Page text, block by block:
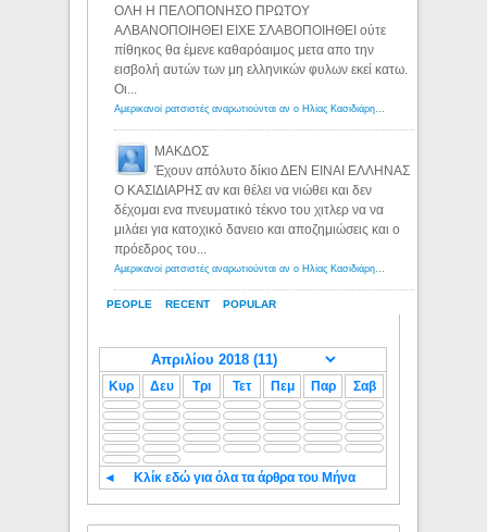
PEOPLE RECENT POPULAR
ΟΛΗ Η ΠΕΛΟΠΟΝΗΣΟ ΠΡΩΤΟΥ
ΑΛΒΑΝΟΠΟΙΗΘΕΙ ΕΙΧΕ ΣΛΑΒΟΠΟΙΗΘΕΙ ούτε
πίθηκος θα έμενε καθαρόαιμος μετα απο την
εισβολή αυτών των μη ελληνικών φυλων εκεί κατω.
Οι...
ΜΑΚΔΟΣ
Έχουν απόλυτο δίκιο ΔΕΝ ΕΙΝΑΙ ΕΛΛΗΝΑΣ
Ο ΚΑΣΙΔΙΑΡΗΣ αν και θέλει να νιώθει και δεν
δέχομαι ενα πνευματικό τέκνο του χιτλερ να να
μιλάει για κατοχικό δανειο και αποζημιώσεις και ο
πρόεδρος του...
Κυρ Δευ Τρι Τετ Πεμ Παρ Σαβ
◄ Κλίκ εδώ για όλα τα άρθρα του Μήνα